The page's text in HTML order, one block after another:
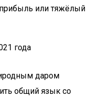
прибыль или тяжёлый
года
даром
общий язык со